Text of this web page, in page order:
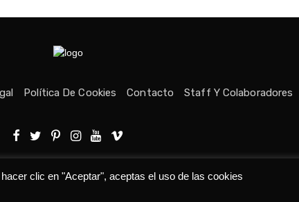
Política De Cookies Contacto Staff Y Colaboradores
fundado con ❤ en Asturias. 👨‍💻Desarrollado por
clic en "Aceptar", aceptas el uso de las cookies